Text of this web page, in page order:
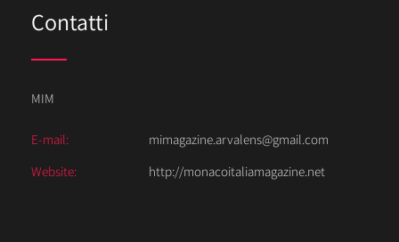
Contatti
MIM
E-mail:
mimagazine.arvalens@gmail.com
Website:
http://monacoitaliamagazine.net